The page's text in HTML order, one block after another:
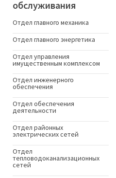
обслуживания
Отдел главного механика
Отдел главного энергетика
Отдел управления
имущественным комплексом
Отдел инженерного
обеспечения
Отдел обеспечения
деятельности
Отдел районных
электрических сетей
Отдел
тепловодоканализационных
сетей